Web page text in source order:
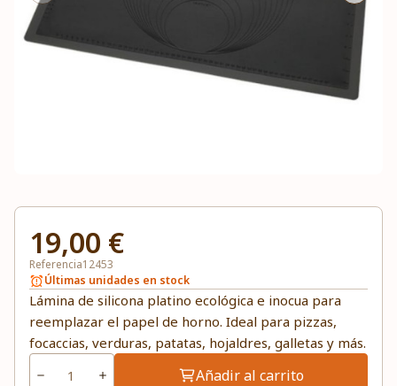
19,00 €
Referencia12453
Últimas unidades en stock
Lámina de silicona platino ecológica e inocua para
reemplazar el papel de horno. Ideal para pizzas,
focaccias, verduras, patatas, hojaldres, galletas y más.
Añadir al carrito